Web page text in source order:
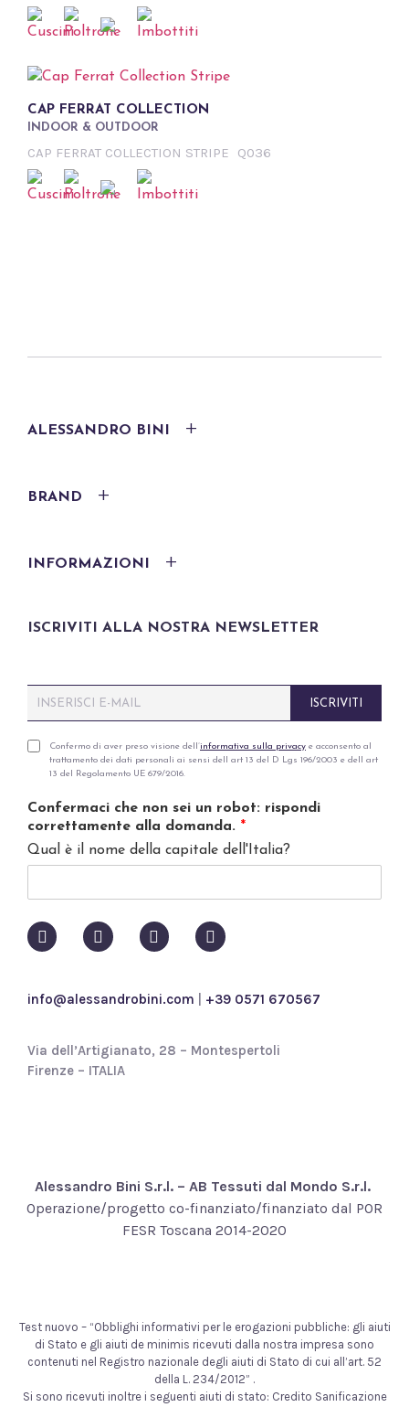
CAP FERRAT COLLECTION
INDOOR & OUTDOOR
CAP FERRAT COLLECTION STRIPE Q036
ALESSANDRO BINI
BRAND
INFORMAZIONI
ISCRIVITI ALLA NOSTRA NEWSLETTER
m
iP
v
a
c
y
i
c
Confermo di aver preso visione dell’informativa sulla privacy e acconsento al
trattamento dei dati personali ai sensi dell art 13 del D Lgs 196/2003 e dell art
13 del Regolamento UE 679/2016.
Confermaci che non sei un robot: rispondi
correttamente alla domanda. *
Qual è il nome della capitale dell'Italia?
ISCRIVITI
info@alessandrobini.com +39 0571 670567
Via dell’Artigianato, 28 – Montespertoli
Firenze – ITALIA
Alessandro Bini S.r.l. – AB Tessuti dal Mondo S.r.l.
Operazione/progetto co-finanziato/finanziato dal POR
FESR Toscana 2014-2020
Test nuovo – “Obblighi informativi per le erogazioni pubbliche: gli aiuti
di Stato e gli aiuti de minimis ricevuti dalla nostra impresa sono
contenuti nel Registro nazionale degli aiuti di Stato di cui all’art. 52
della L. 234/2012” .
Si sono ricevuti inoltre i seguenti aiuti di stato: Credito Sanificazione